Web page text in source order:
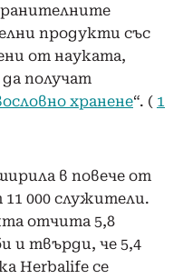
продукти със
от науката,
получат
хранене“. ( 1
в повече от
000 служители.
отчита 5,8
и твърди, че 5,4
Herbalife се